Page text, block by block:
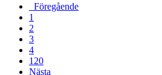
Föregående
1
2
3
4
120
Nästa